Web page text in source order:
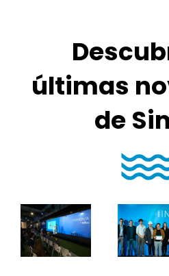
últimas
de